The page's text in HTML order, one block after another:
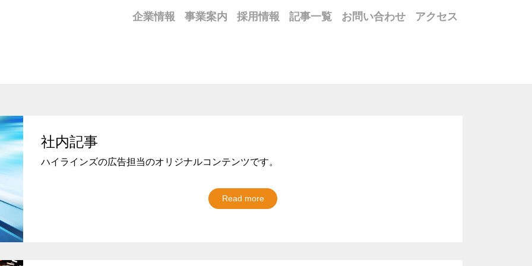
企業情報 事業案内 採用情報 記事一覧 お問い合わせ アクセス
社内記事
ハイラインズの広告担当のオリジナルコンテンツです。
Read more